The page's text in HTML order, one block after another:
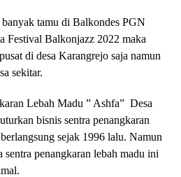
tamu di Balkondes PGN
Festival Balkonjazz 2022 maka
di desa Karangrejo saja namun
sekitar.
Lebah Madu ” Ashfa” Desa
bisnis sentra penangkaran
sejak 1996 lalu. Namun
sentra penangkaran lebah madu ini